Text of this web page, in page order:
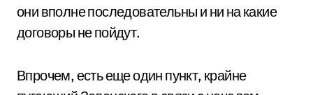
они вполне последовательны и ни на какие
договоры не пойдут.
Впрочем, есть еще один пункт, крайне